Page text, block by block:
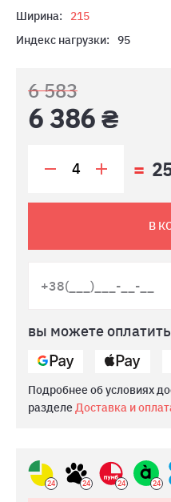
Ширина:
215
Индекс нагрузки:
95
6 583
6 386 ₴
В
вы можете
Подробнее об условиях
разделеДоставка и
24 24 24 24